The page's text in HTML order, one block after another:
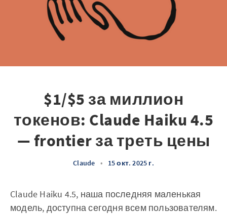
$1/$5 за миллион
токенов: Claude Haiku 4.5
— frontier за треть цены
Claude • 15 окт. 2025 г.
Claude Haiku 4.5, наша последняя маленькая
модель, доступна сегодня всем пользователям.